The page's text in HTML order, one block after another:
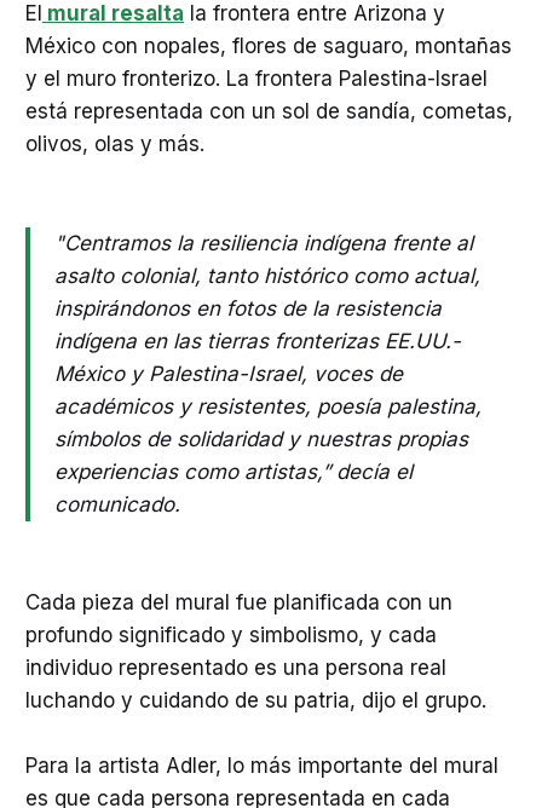
El mural resalta la frontera entre Arizona y
México con nopales, flores de saguaro, montañas
y el muro fronterizo. La frontera Palestina-Israel
está representada con un sol de sandía, cometas,
olivos, olas y más.
"Centramos la resiliencia indígena frente al
asalto colonial, tanto histórico como actual,
inspirándonos en fotos de la resistencia
indígena en las tierras fronterizas EE.UU.-
México y Palestina-Israel, voces de
académicos y resistentes, poesía palestina,
símbolos de solidaridad y nuestras propias
experiencias como artistas,” decía el
comunicado.
Cada pieza del mural fue planificada con un
profundo significado y simbolismo, y cada
individuo representado es una persona real
luchando y cuidando de su patria, dijo el grupo.
Para la artista Adler, lo más importante del mural
es que cada persona representada en cada